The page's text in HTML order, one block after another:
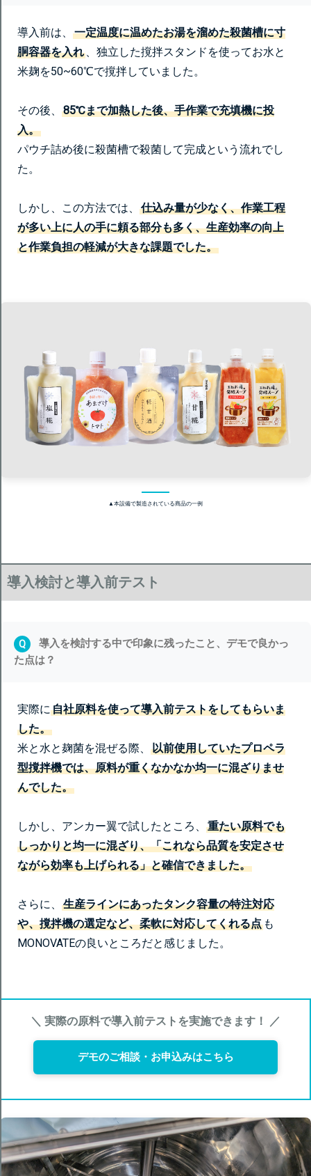
導入前は、
一定温度に温めたお湯を溜めた殺菌槽に寸
胴容器を入れ 、独立した撹拌スタンドを使ってお水と
米麹を50~60℃で撹拌していました。
その後、
85℃まで加熱した後、手作業で充填機に投
入。
パウチ詰め後に殺菌槽で殺菌して完成という流れでし
た。
しかし、この方法では、
仕込み量が少なく、作業工程
が多い上に人の手に頼る部分も多く、生産効率の向上
と作業負担の軽減が大きな課題でした。
▲本設備で製造されている商品の一例
導入検討と導入前テスト
Q
導入を検討する中で印象に残ったこと、デモで良かっ
た点は？
実際に自社原料を使って導入前テストをしてもらいま
した。
米と水と麹菌を混ぜる際、
以前使用していたプロペラ
型撹拌機では、原料が重くなかなか均一に混ざりませ
んでした。
しかし、アンカー翼で試したところ、
重たい原料でも
しっかりと均一に混ざり、「これなら品質を安定させ
ながら効率も上げられる」と確信できました。
さらに、
生産ラインにあったタンク容量の特注対応
や、撹拌機の選定など、柔軟に対応してくれる点 も
MONOVATEの良いところだと感じました。
＼ 実際の原料で導入前テストを実施できます！ ／
デモのご相談・お申込みはこちら